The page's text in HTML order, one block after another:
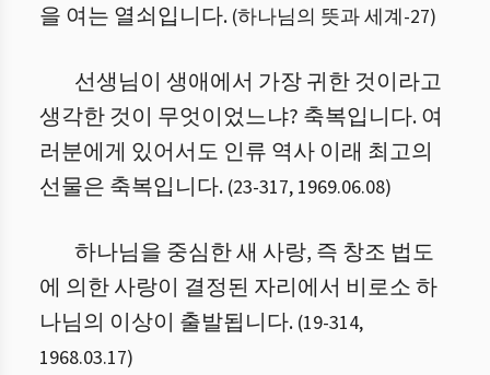
을 여는 열쇠입니다. (하나님의 뜻과 세계-27)
선생님이 생애에서 가장 귀한 것이라고
생각한 것이 무엇이었느냐? 축복입니다. 여
러분에게 있어서도 인류 역사 이래 최고의
선물은 축복입니다. (23-317, 1969.06.08)
하나님을 중심한 새 사랑, 즉 창조 법도
에 의한 사랑이 결정된 자리에서 비로소 하
나님의 이상이 출발됩니다. (19-314,
1968.03.17)